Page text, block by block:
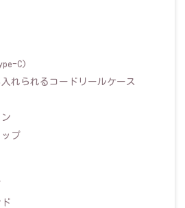
C)
入れられるコードリールケース
プ